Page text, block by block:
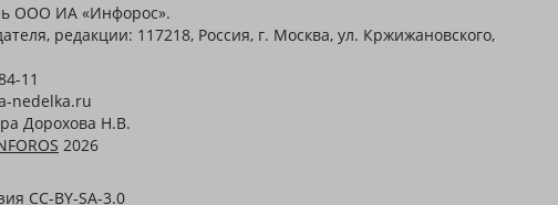
ООО ИА «Инфорос».
редакции: 117218, Россия, г. Москва, ул. Кржижановского,
11
nedelka.ru
Дорохова Н.В.
2026
CC-BY-SA-3.0